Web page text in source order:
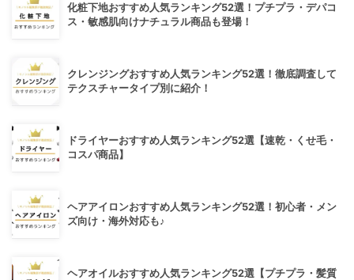
化粧下地おすすめ人気ランキング52選！プチプラ・デパコ
ス・敏感肌向けナチュラル商品も登場！
クレンジングおすすめ人気ランキング52選！徹底調査して
テクスチャータイプ別に紹介！
ドライヤーおすすめ人気ランキング52選【速乾・くせ毛・
コスパ商品】
ヘアアイロンおすすめ人気ランキング52選！初心者・メン
ズ向け・海外対応も♪
ヘアオイルおすすめ人気ランキング52選【プチプラ・髪質